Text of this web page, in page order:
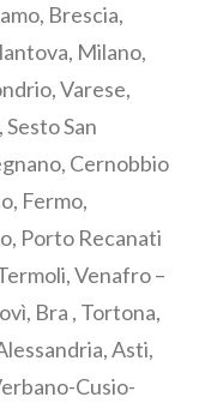
Brescia,
Milano,
Varese,
San
Cernobbio
Fermo,
Porto Recanati
Venafro –
Bra , Tortona,
Asti,
Cusio-